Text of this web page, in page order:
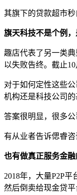
其旗下的贷款超市
旗天科技不是个例
趣店代表了另一类
以失败告终。截止10
对于如何定性这些
机构还是科技公司的
答案很明显，很多公
有从业者告诉偲睿
也有做真正服务金
2018年，大量P2P
然后倒卖给现金贷